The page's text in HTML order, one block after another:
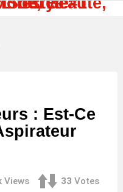
: Est-Ce
Views 33 Votes